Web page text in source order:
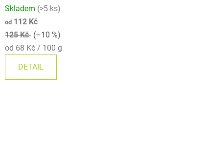
Skladem (>5 ks)
od 112 Kč
125 Kč (–10 %)
Měrná
od 68 Kč / 100 g
DETAIL